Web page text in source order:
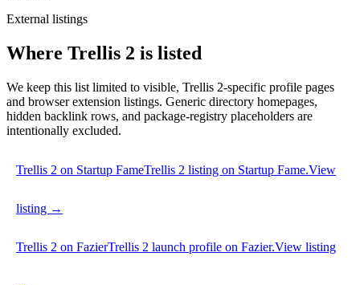
External listings
Where Trellis 2 is listed
We keep this list limited to visible, Trellis 2-specific profile pages
and browser extension listings. Generic directory homepages,
hidden backlink rows, and package-registry placeholders are
intentionally excluded.
Trellis 2 on Startup FameTrellis 2 listing on Startup Fame.View
listing →
Trellis 2 on FazierTrellis 2 launch profile on Fazier.View listing